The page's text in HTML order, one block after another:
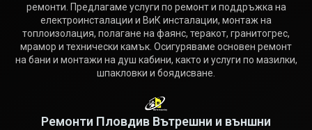
ремонти. Предлагаме услуги по ремонт и поддръжка на
електроинсталации и ВиК инсталации, монтаж на
топлоизолация, полагане на фаянс, теракот, гранитогрес,
мрамор и технически камък. Осигуряваме основен ремонт
на бани и монтажи на душ кабини, както и услуги по мазилки,
шпакловки и боядисване.
Ремонти Пловдив Вътрешни и външни